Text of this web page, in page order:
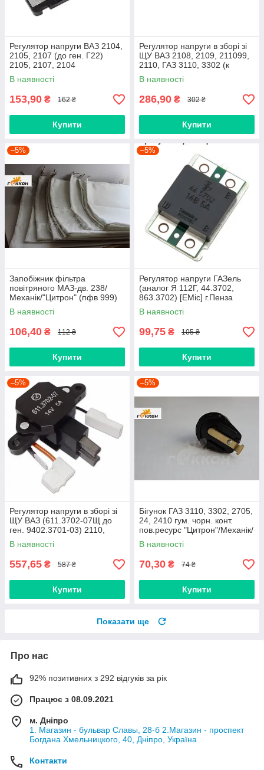
Регулятор напруги ВАЗ 2104,
2105, 2107 (до ген. Г22)
2105, 2107, 2104
(Енергомаш, г. Калуга, Росія)
В наявності
153,90 ₴ 162 ₴
Купити
Регулятор напруги в зборі зі
ЩУ ВАЗ 2108, 2109, 211099,
2110, ГАЗ 3110, 3302 (к
генератру 9412.3701) 2108,
В наявності
286,90 ₴ 302 ₴
Купити
–5%
Запобіжник фільтра
повітряного МАЗ-дв. 238/
Механік/"Цитрон" (пфв 999)
В наявності
106,40 ₴ 112 ₴
Купити
–5%
Регулятор напруги ГАЗель
(аналог Я 112Г, 44.3702,
863.3702) [ЕМic] г.Пенза
В наявності
99,75 ₴ 105 ₴
Купити
–5%
Регулятор напруги в зборі зі
ЩУ ВАЗ (611.3702-07Щ до
ген. 9402.3701-03) 2110,
2111, 2112 (Енергомаш, г.
В наявності
557,65 ₴ 587 ₴
Купити
–5%
Бігунок ГАЗ 3110, 3302, 2705,
24, 2410 гум. чорн. конт.
пов.ресурс "Цитрон"/Механік/
В наявності
70,30 ₴ 74 ₴
Купити
Показати ще
Про нас
92% позитивних з 292 відгуків за рік
Працює з 08.09.2021
м. Дніпро
1. Магазин - бульвар Славы, 28-б 2.Магазин - проспект
Богдана Хмельницкого, 40, Дніпро, Україна
Контакти